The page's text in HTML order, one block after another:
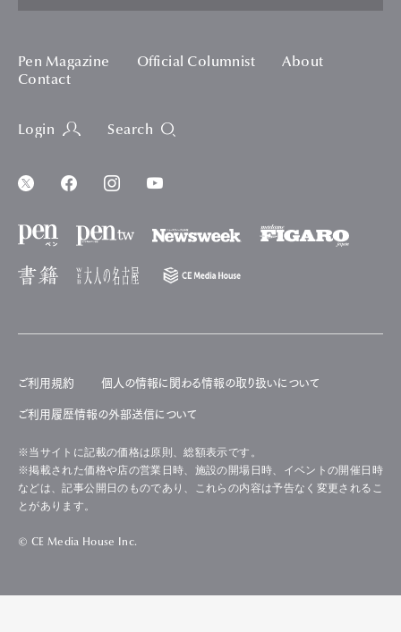
Pen Magazine Official Columnist
About
Contact
Login Search
ご利用規約 個人の情報に関わる情報の取り扱いについて
ご利用履歴情報の外部送信について
※当サイトに記載の価格は原則、総額表示です。
※掲載された価格や店の営業日時、施設の開場日時、イベントの開催日時
などは、記事公開日のものであり、これらの内容は予告なく変更されるこ
とがあります。
© CE Media House Inc.